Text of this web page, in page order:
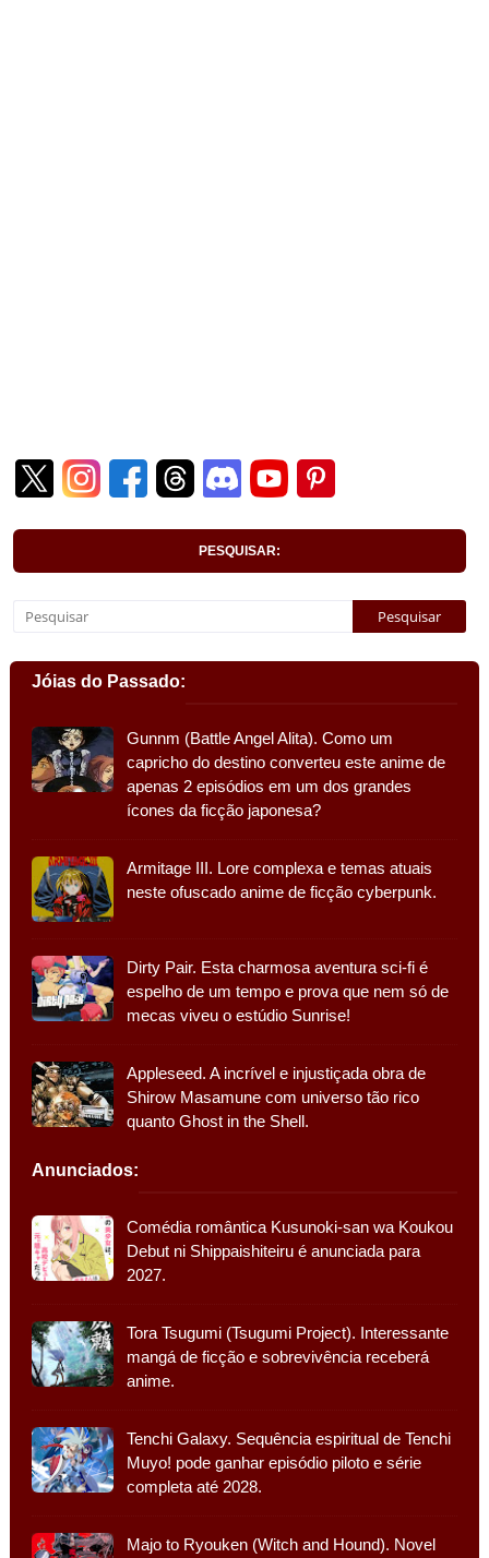
PESQUISAR:
Jóias do Passado:
Gunnm (Battle Angel Alita). Como um
capricho do destino converteu este anime de
apenas 2 episódios em um dos grandes
ícones da ficção japonesa?
Armitage III. Lore complexa e temas atuais
neste ofuscado anime de ficção cyberpunk.
Dirty Pair. Esta charmosa aventura sci-fi é
espelho de um tempo e prova que nem só de
mecas viveu o estúdio Sunrise!
Appleseed. A incrível e injustiçada obra de
Shirow Masamune com universo tão rico
quanto Ghost in the Shell.
Anunciados:
Comédia romântica Kusunoki-san wa Koukou
Debut ni Shippaishiteiru é anunciada para
2027.
Tora Tsugumi (Tsugumi Project). Interessante
mangá de ficção e sobrevivência receberá
anime.
Tenchi Galaxy. Sequência espiritual de Tenchi
Muyo! pode ganhar episódio piloto e série
completa até 2028.
Majo to Ryouken (Witch and Hound). Novel